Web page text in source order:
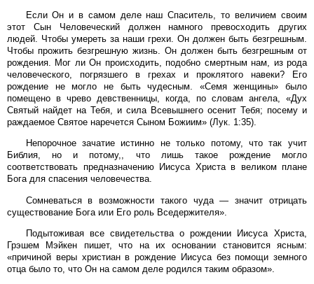
Если Он и в самом деле наш Спаситель, то величием своим
этот Сын Человеческий должен намного превосходить других
людей. Чтобы умереть за наши грехи. Он должен быть безгрешным.
Чтобы прожить безгрешную жизнь. Он должен быть безгрешным от
рождения. Мог ли Он происходить, подобно смертным нам, из рода
человеческого, погрязшего в грехах и проклятого навеки? Его
рождение не могло не быть чудесным. «Семя женщины» было
помещено в чрево девственницы, когда, по словам ангела, «Дух
Святый найдет на Тебя, и сила Всевышнего осенит Тебя; посему и
раждаемое Святое наречется Сыном Божиим» (Лук. 1:35).
Непорочное зачатие истинно не только потому, что так учит
Библия, но и потому,, что лишь такое рождение могло
соответствовать предназначению Иисуса Христа в великом плане
Бога для спасения человечества.
Сомневаться в возможности такого чуда — значит отрицать
существование Бога или Его роль Вседержителя».
Подытоживая все свидетельства о рождении Иисуса Христа,
Грэшем Мэйкен пишет, что на их основании становится ясным:
«причиной веры христиан в рождение Иисуса без помощи земного
отца было то, что Он на самом деле родился таким образом».